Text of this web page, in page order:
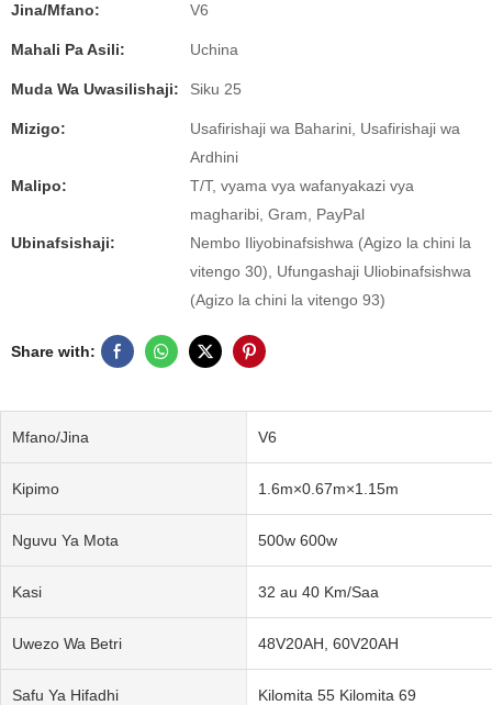
Jina/Mfano: V6
Mahali Pa Asili: Uchina
Muda Wa Uwasilishaji: Siku 25
Mizigo:
Usafirishaji wa Baharini, Usafirishaji wa
Ardhini
Malipo:
T/T, vyama vya wafanyakazi vya
magharibi, Gram, PayPal
Ubinafsishaji:
Nembo Iliyobinafsishwa (Agizo la chini la
vitengo 30), Ufungashaji Uliobinafsishwa
(Agizo la chini la vitengo 93)
Share with:
Mfano/Jina V6
Kipimo 1.6m×0.67m×1.15m
Nguvu Ya Mota 500w 600w
Kasi 32 au 40 Km/Saa
Uwezo Wa Betri 48V20AH, 60V20AH
Safu Ya Hifadhi Kilomita 55 Kilomita 69